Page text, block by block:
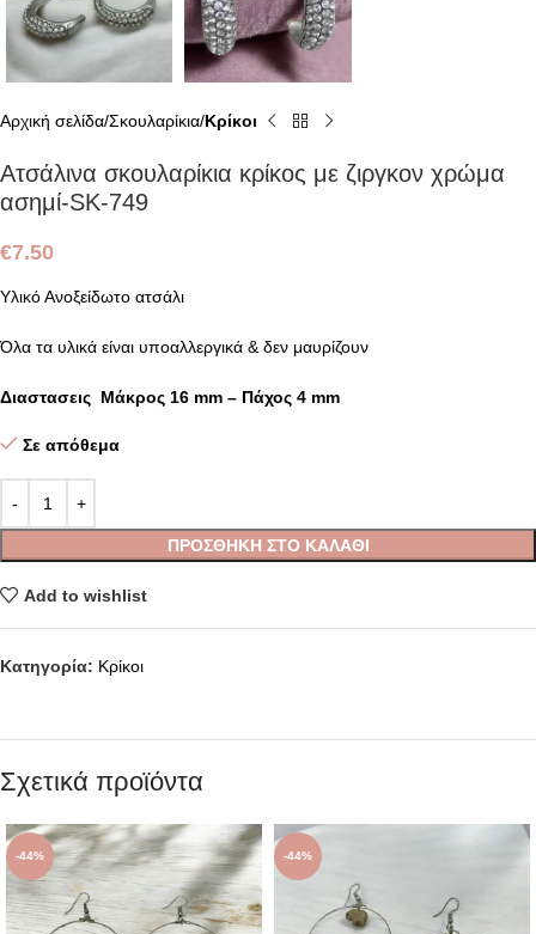
Αρχική σελίδα Σκουλαρίκια Κρίκοι
Ατσάλινα σκουλαρίκια κρίκος με ζιργκον χρώμα
ασημί-SK-749
€7.50
Υλικό Ανοξείδωτο ατσάλι
Όλα τα υλικά είναι υποαλλεργικά & δεν μαυρίζουν
Διαστασεις Μάκρος 16 mm – Πάχος 4 mm
Σε απόθεμα
ΠΡΟΣΘΉΚΗ ΣΤΟ ΚΑΛΆΘΙ
Add to wishlist
Κατηγορία: Κρίκοι
Σχετικά προϊόντα
-44% -44%